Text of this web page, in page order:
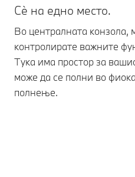
Сѐ на едно место.
Во централната конзола,
контролирате важните
Тука има простор за
може да се полни во
полнење.